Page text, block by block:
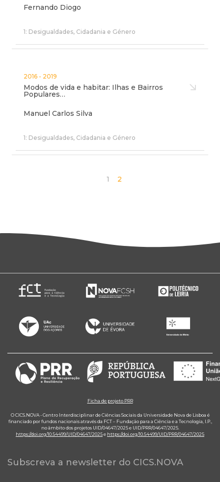
Fernando Diogo
1: Desigualdades, Cidadania e Género
2016 - 2019
Modos de vida e habitar: Ilhas e Bairros
Populares…
Manuel Carlos Silva
1: Desigualdades, Cidadania e Género
1 2
Ficha de projeto PRR
O CICS.NOVA - Centro Interdisciplinar de Ciências Sociais da Universidade Nova de Lisboa é
financiado por fundos nacionais através da FCT – Fundação para a Ciência e a Tecnologia, I.P.,
no âmbito dos projetos UID/04647/2025 e UID/PRR/04647/2025.
https://doi.org/10.54499/UID/04647/2025e https://doi.org/10.54499/UID/PRR/04647/2025
Subscreva a newsletter do CICS.NOVA